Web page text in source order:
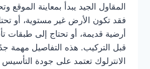
المقاول الجيد يبدأ بمعاينة الموقع
فقد تكون الأرض غير مستوية، أو
أرضية قديمة، أو تحتاج إلى طبقات
قبل التركيب. هذه التفاصيل مهمة
الانترلوك تعتمد على جودة